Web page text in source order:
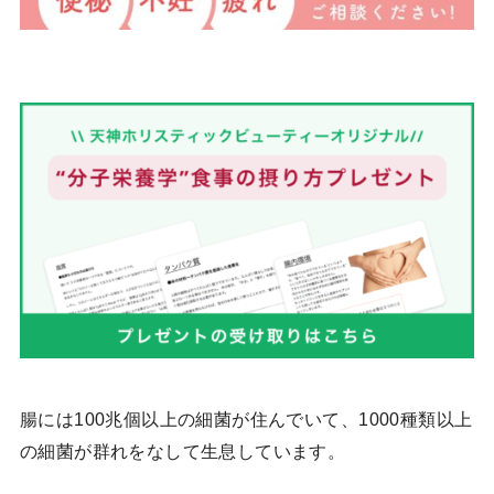
腸には100兆個以上の細菌が住んでいて、1000種類以上
の細菌が群れをなして生息しています。